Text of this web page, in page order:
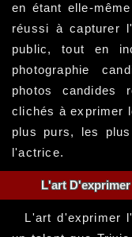
en étant elle-
réussi à capturer
public, tout en
photographie
photos candides
clichés à exprimer
plus purs, les
l'actrice.
L'art
L'art d'exprimer